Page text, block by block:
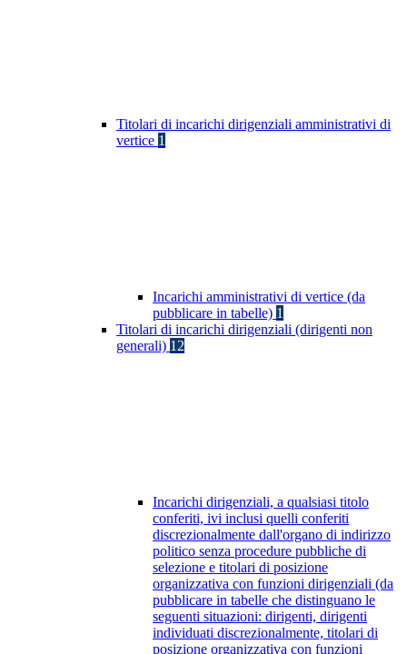
Titolari di incarichi dirigenziali amministrativi di
vertice 1
Incarichi amministrativi di vertice (da
pubblicare in tabelle) 1
Titolari di incarichi dirigenziali (dirigenti non
generali) 12
Incarichi dirigenziali, a qualsiasi titolo
conferiti, ivi inclusi quelli conferiti
discrezionalmente dall'organo di indirizzo
politico senza procedure pubbliche di
selezione e titolari di posizione
organizzativa con funzioni dirigenziali (da
pubblicare in tabelle che distinguano le
seguenti situazioni: dirigenti, dirigenti
individuati discrezionalmente, titolari di
posizione organizzativa con funzioni